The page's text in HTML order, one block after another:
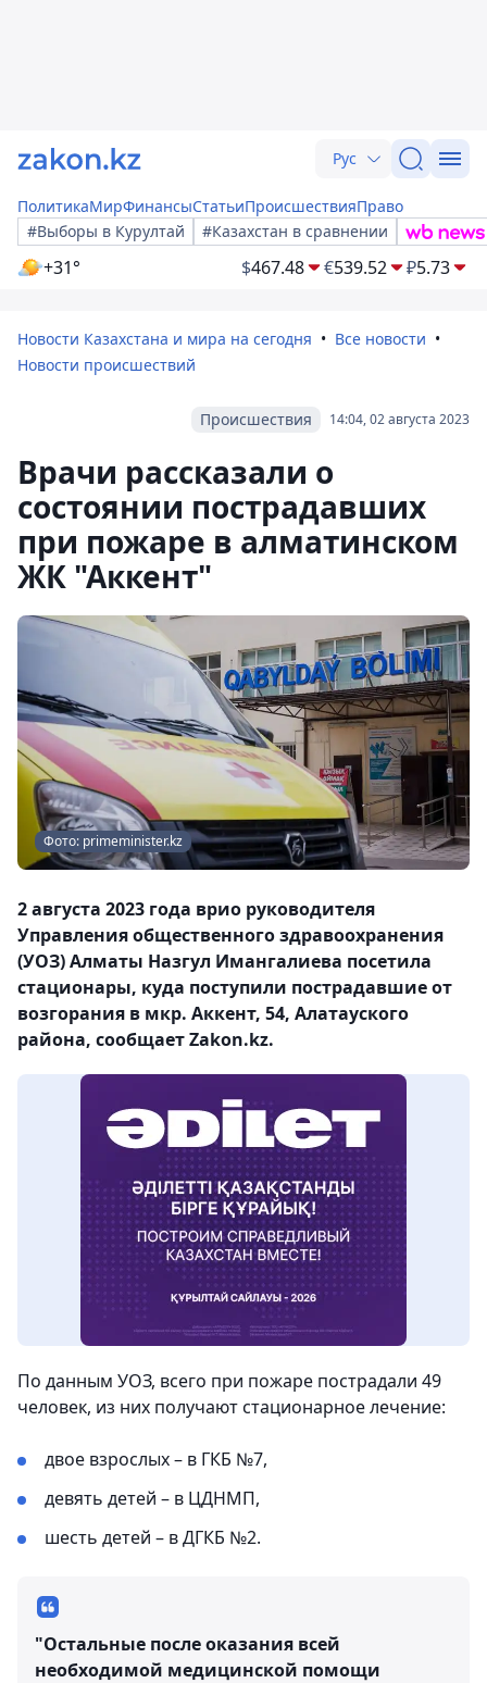
Рус
ПолитикаМирФинансыСтатьиПроисшествияПраво
#Выборы в Курултай
#Казахстан в сравнении
+31° $467.48 €539.52 ₽5.73
Новости Казахстана и мира на сегодня
Все новости
Новости происшествий
14:04, 02 августа 2023
Происшествия
Врачи рассказали о
состоянии пострадавших
при пожаре в алматинском
ЖК "Аккент"
Фото: primeminister.kz
2 августа 2023 года врио руководителя
Управления общественного здравоохранения
(УОЗ) Алматы Назгул Имангалиева посетила
стационары, куда поступили пострадавшие от
возгорания в мкр. Аккент, 54, Алатауского
района, сообщает Zakon.kz.
По данным УОЗ, всего при пожаре пострадали 49
человек, из них получают стационарное лечение:
двое взрослых – в ГКБ №7,
девять детей – в ЦДНМП,
шесть детей – в ДГКБ №2.
"Остальные после оказания всей
необходимой медицинской помощи